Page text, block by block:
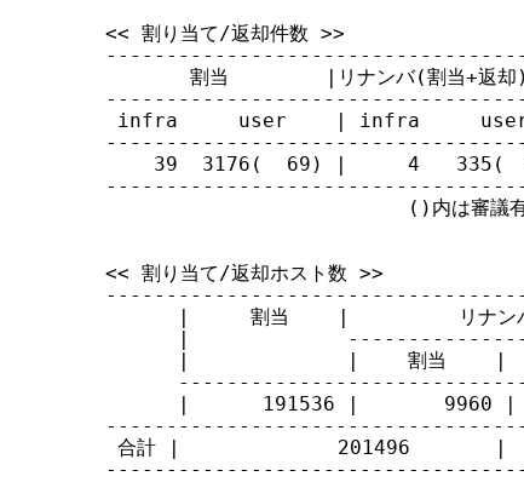
<< 割り当て/返却件数 >>
割当        |リナンバ(割当+返却
infra     user    | infra
39  3176(  69) |     4   335(
()内は審議有
<< 割り当て/返却ホスト数 >>
|     割当    |         リ
|
|             |    割
|      191536 |       9960
合計 |             201496       |